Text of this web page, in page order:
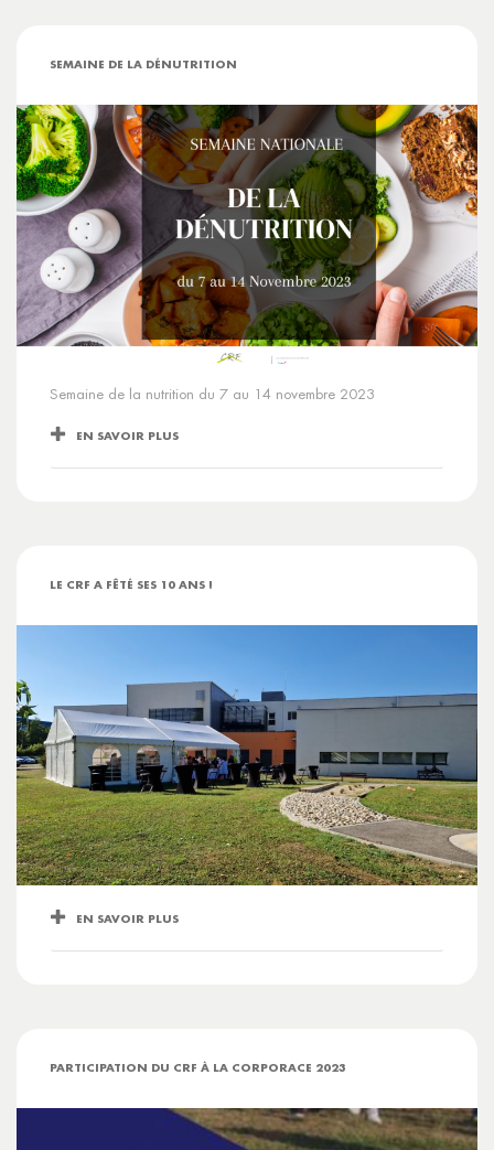
SEMAINE DE LA DÉNUTRITION
Semaine de la nutrition du 7 au 14 novembre 2023
EN SAVOIR PLUS
LE CRF A FÊTÉ SES 10 ANS !
EN SAVOIR PLUS
PARTICIPATION DU CRF À LA CORPORACE 2023